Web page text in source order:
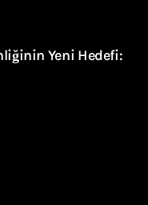
Yeni Hedefi: